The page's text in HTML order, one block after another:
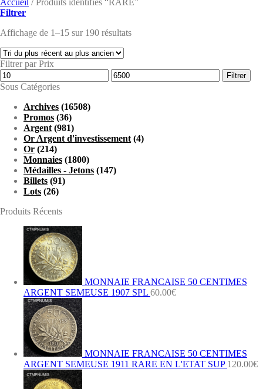
Accueil /Produits identifiés “RARE”
Filtrer
Affichage de 1–15 sur 190 résultats
Filtrer par Prix
Prix
min
Prix
max
Filtrer
Sous Catégories
Archives (16508)
Promos (36)
Argent (981)
Or Argent d'investissement (4)
Or (214)
Monnaies (1800)
Médailles - Jetons (147)
Billets (91)
Lots (26)
Produits Récents
MONNAIE FRANCAISE 50 CENTIMES
ARGENT SEMEUSE 1907 SPL 60.00€
MONNAIE FRANCAISE 50 CENTIMES
ARGENT SEMEUSE 1911 RARE EN L'ETAT SUP 120.00€